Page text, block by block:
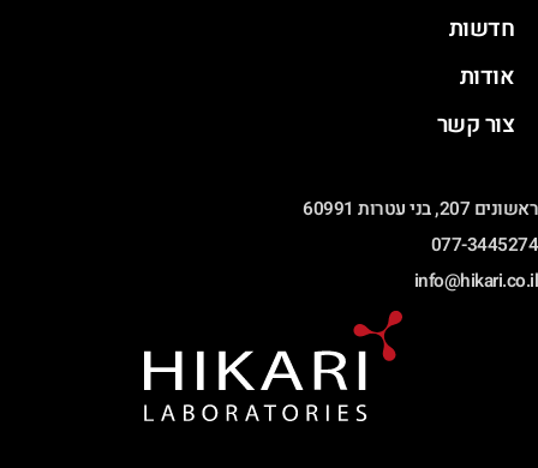
חדשות
אודות
צור קשר
ראשונים 207, בני עטרות 60991
077-3445274
info@hikari.co.il